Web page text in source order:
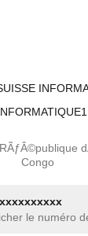
Congo
xxxxxxxxxx
le numéro